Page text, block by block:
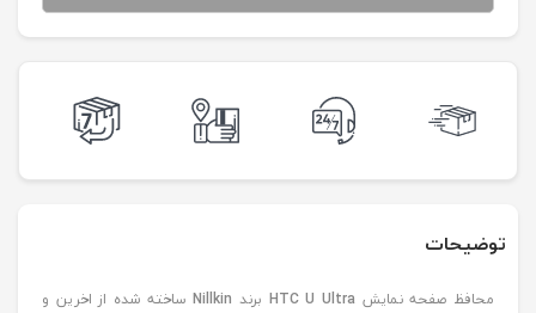
توضیحات
محافظ صفحه نمایش HTC U Ultra برند Nillkinساخته شده از اخرین و